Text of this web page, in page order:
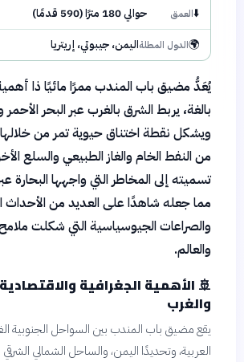
⬇️العمق
حوالي 180 مترًا (590 قدمًا)
🌍الدول المطلةاليمن، جيبوتي، إريتريا
يُعَدُّ مضيق باب المندب ممرًا مائيًا ذا
بالغة، يربط الشرق بالغرب عبر البحر
ويشكل نقطة اختناق حيوية تمر من
من النفط الخام والغاز الطبيعي والسلع
تسميته إلى المخاطر التي واجهها البحارة
مما جعله شاهدًا على العديد من الأحداث
والصراعات الجيوسياسية التي شكلت
والعالم.
🚢 الأهمية الجغرافية
والغرب
يقع مضيق باب المندب بين السواحل الجنوبية
العربية، وتحديدًا اليمن، والساحل الشمالي الشرقي